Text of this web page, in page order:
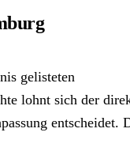
gelisteten
lohnt sich der
entscheidet.